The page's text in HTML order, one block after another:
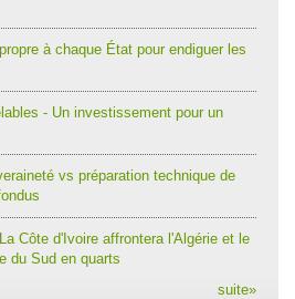
à chaque État pour endiguer les
- Un investissement pour un
vs préparation technique de
Côte d'Ivoire affrontera l'Algérie et le
du Sud en quarts
suite»